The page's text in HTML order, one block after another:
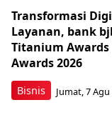
Bisnis
Transformasi
Layanan, bank
Titanium Awards
Awards 2026
Jumat, 7 Agu